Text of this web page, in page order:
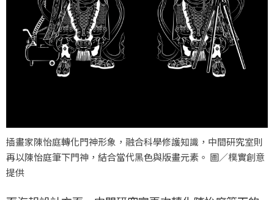
插畫家陳怡庭轉化門神形象，融合科學修護知識，中間研究室則
再以陳怡庭筆下門神，結合當代黑色與版畫元素。 圖／樸實創意
提供